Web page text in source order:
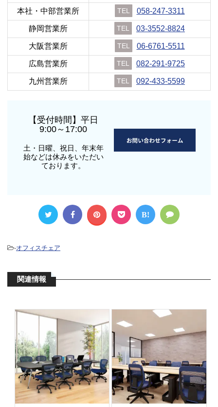
本社・中部営業所 TEL 058-247-3311
静岡営業所 TEL 03-3552-8824
大阪営業所 TEL 06-6761-5511
広島営業所 TEL 082-291-9725
九州営業所 TEL 092-433-5599
【受付時間】平日
9:00～17:00
土・日曜、祝日、年末年
始などは休みをいただい
ております。
B!
-オフィスチェア
関連情報